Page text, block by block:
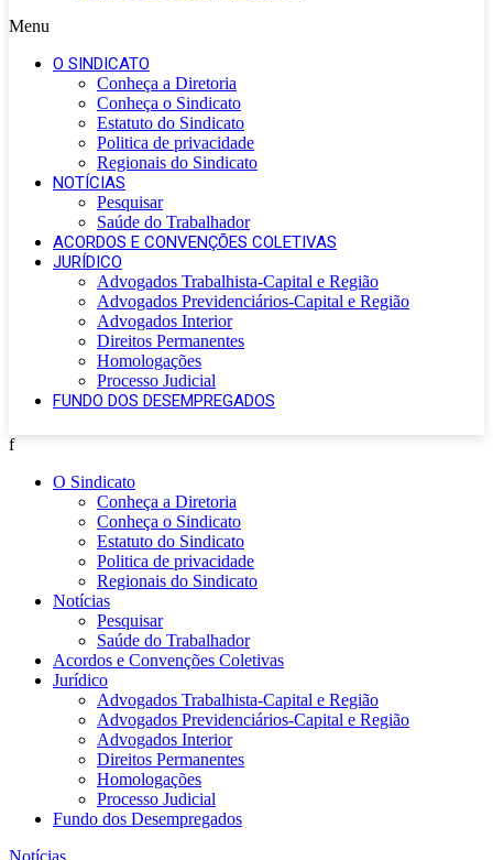
Menu
O SINDICATO
Conheça a Diretoria
Conheça o Sindicato
Estatuto do Sindicato
Politica de privacidade
Regionais do Sindicato
NOTÍCIAS
Pesquisar
Saúde do Trabalhador
ACORDOS E CONVENÇÕES COLETIVAS
JURÍDICO
Advogados Trabalhista-Capital e Região
Advogados Previdenciários-Capital e Região
Advogados Interior
Direitos Permanentes
Homologações
Processo Judicial
FUNDO DOS DESEMPREGADOS
f
O Sindicato
Conheça a Diretoria
Conheça o Sindicato
Estatuto do Sindicato
Politica de privacidade
Regionais do Sindicato
Notícias
Pesquisar
Saúde do Trabalhador
Acordos e Convenções Coletivas
Jurídico
Advogados Trabalhista-Capital e Região
Advogados Previdenciários-Capital e Região
Advogados Interior
Direitos Permanentes
Homologações
Processo Judicial
Fundo dos Desempregados
Notícias